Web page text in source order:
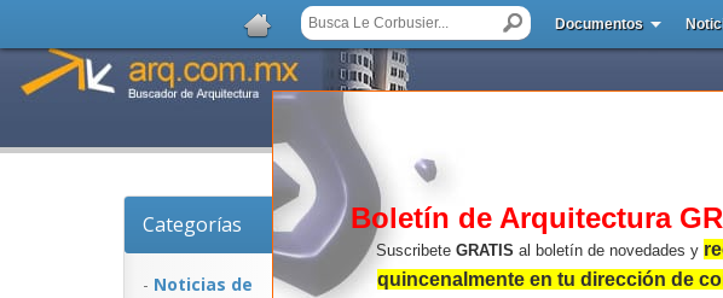
Documentos
Categorías
- Noticias de
Noticias de Arquitectura : Unsangdong
Boletín de Arquitectura
Suscribete GRATIS al boletín de novedades y
quincenalmente en tu dirección de